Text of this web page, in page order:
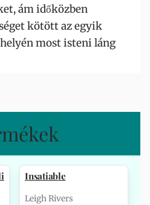
ám időközben
kötött az egyik
most isteni láng
Insatiable
Leigh Rivers